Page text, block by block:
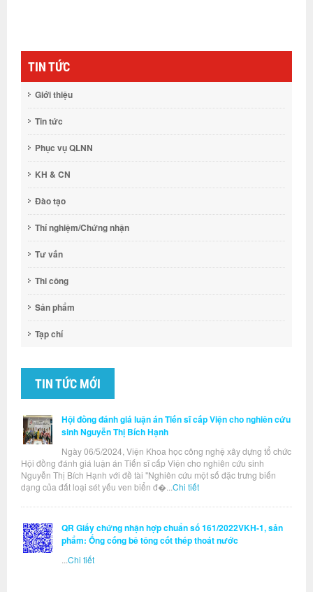
TIN TỨC
Giới thiệu
Tin tức
Phục vụ QLNN
KH & CN
Đào tạo
Thí nghiệm/Chứng nhận
Tư vấn
Thi công
Sản phẩm
Tạp chí
TIN TỨC MỚI
Hội đồng đánh giá luận án Tiến sĩ cấp Viện cho nghiên cứu
sinh Nguyễn Thị Bích Hạnh
Ngày 06/5/2024, Viện Khoa học công nghệ xây dựng tổ chức
Hội đồng đánh giá luận án Tiến sĩ cấp Viện cho nghiên cứu sinh
Nguyễn Thị Bích Hạnh với đề tài "Nghiên cứu một số đặc trưng biến
dạng của đất loại sét yếu ven biển đ�... Chi tiết
QR Giấy chứng nhận hợp chuẩn số 161/2022VKH-1, sản
phẩm: Ống cống bê tông cốt thép thoát nước
Chi tiết